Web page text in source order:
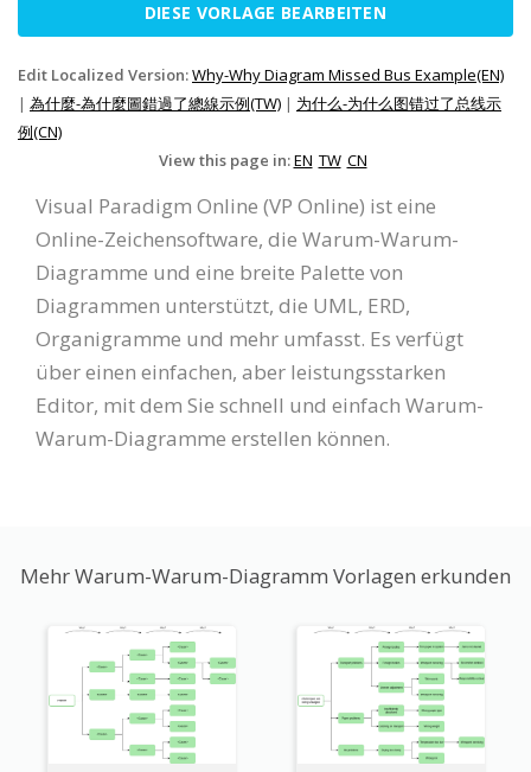
DIESE VORLAGE BEARBEITEN
Edit Localized Version:Why-Why Diagram Missed Bus Example(EN)
| 為什麼-為什麼圖錯過了總線示例(TW) | 为什么-为什么图错过了总线示
例(CN)
View this page in:EN TW CN
Visual Paradigm Online (VP Online) ist eine
Online-Zeichensoftware, die Warum-Warum-
Diagramme und eine breite Palette von
Diagrammen unterstützt, die UML, ERD,
Organigramme und mehr umfasst. Es verfügt
über einen einfachen, aber leistungsstarken
Editor, mit dem Sie schnell und einfach Warum-
Warum-Diagramme erstellen können.
Mehr Warum-Warum-Diagramm Vorlagen erkunden